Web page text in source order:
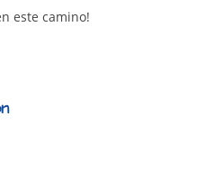
este camino!